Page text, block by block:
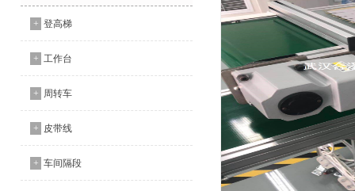
+ 登高梯
+ 工作台
+ 周转车
+ 皮带线
+ 车间隔段